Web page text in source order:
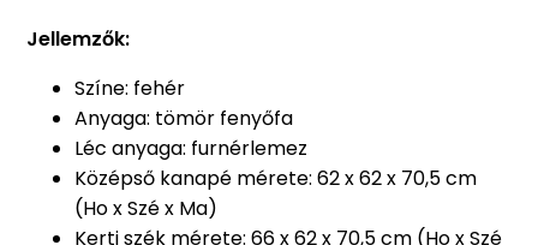
Jellemzők:
Színe: fehér
Anyaga: tömör fenyőfa
Léc anyaga: furnérlemez
Középső kanapé mérete: 62 x 62 x 70,5 cm
(Ho x Szé x Ma)
Kerti szék mérete: 66 x 62 x 70,5 cm (Ho x Szé